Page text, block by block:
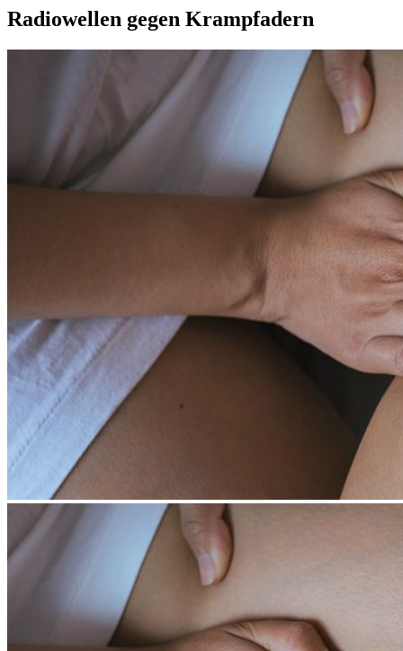
Radiowellen gegen Krampfadern